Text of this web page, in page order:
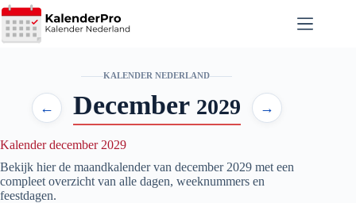
Ga
naar
de
KALENDER NEDERLAND
← December 2029 →
Kalender december 2029
Bekijk hier de maandkalender van december 2029 met een
compleet overzicht van alle dagen, weeknummers en
feestdagen.